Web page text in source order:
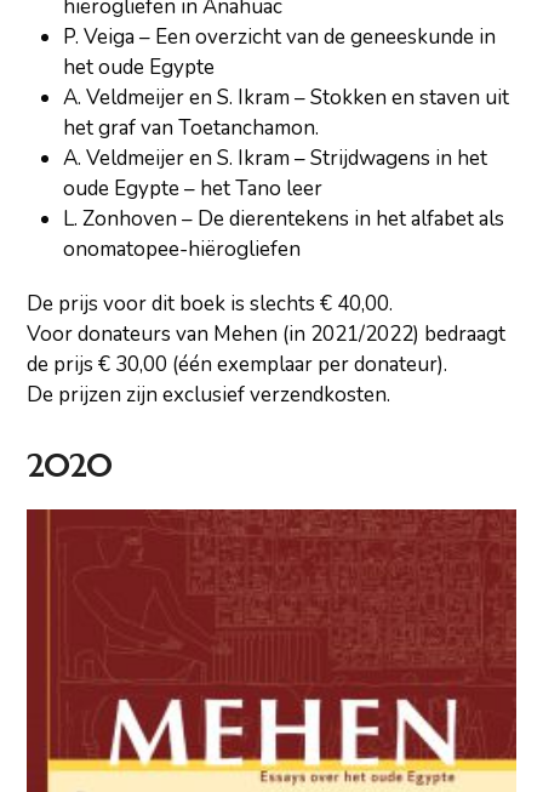
hiërogliefen in Anahuac
P. Veiga – Een overzicht van de geneeskunde in
het oude Egypte
A. Veldmeijer en S. Ikram – Stokken en staven uit
het graf van Toetanchamon.
A. Veldmeijer en S. Ikram – Strijdwagens in het
oude Egypte – het Tano leer
L. Zonhoven – De dierentekens in het alfabet als
onomatopee-hiërogliefen
De prijs voor dit boek is slechts € 40,00.
Voor donateurs van Mehen (in 2021/2022) bedraagt
de prijs € 30,00 (één exemplaar per donateur).
De prijzen zijn exclusief verzendkosten.
2020